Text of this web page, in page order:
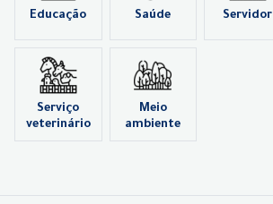
Educação Saúde Servidor
Serviço
veterinário
Meio
ambiente